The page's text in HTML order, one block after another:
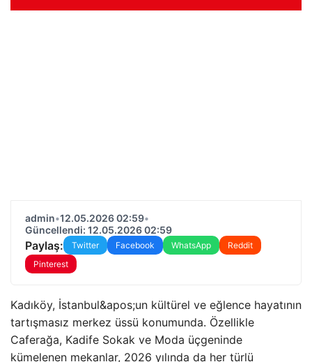
admin•12.05.2026 02:59•
Güncellendi: 12.05.2026 02:59
Paylaş: Twitter Facebook WhatsApp
Reddit
Pinterest
Kadıköy, İstanbul&apos;un kültürel ve eğlence hayatının
tartışmasız merkez üssü konumunda. Özellikle
Caferağa, Kadife Sokak ve Moda üçgeninde
kümelenen mekanlar, 2026 yılında da her türlü